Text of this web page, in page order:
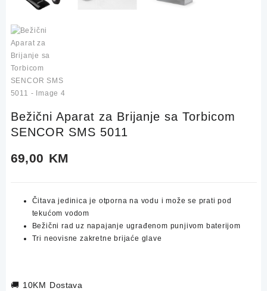
Bežični Aparat za Brijanje sa Torbicom
SENCOR SMS 5011
69,00 KM
Čitava jedinica je otporna na vodu i može se prati pod
tekućom vodom
Bežični rad uz napajanje ugrađenom punjivom baterijom
Tri neovisne zakretne brijaće glave
🚚 10KM Dostava